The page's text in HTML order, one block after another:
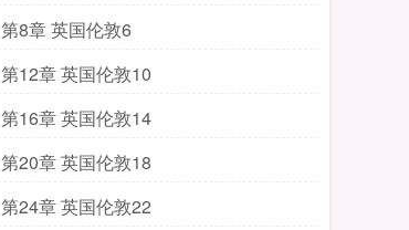
第8章 英国伦敦6
第12章 英国伦敦10
第16章 英国伦敦14
第20章 英国伦敦18
第24章 英国伦敦22